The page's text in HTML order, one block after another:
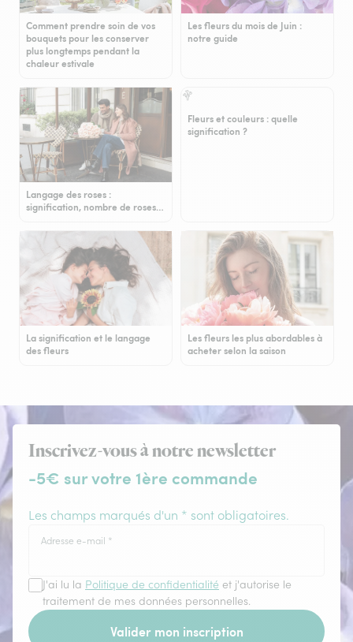
Comment prendre soin de vos
bouquets pour les conserver
plus longtemps pendant la
chaleur estivale
Les fleurs du mois de Juin :
notre guide
Langage des roses :
signification, nombre de roses…
Fleurs et couleurs : quelle
signification ?
La signification et le langage
des fleurs
Les fleurs les plus abordables à
acheter selon la saison
Inscrivez-vous à notre newsletter
-5€ sur votre 1ère commande
Les champs marqués d'un * sont obligatoires.
Adresse e-mail *
J'ai lu la Politique de confidentialité et j'autorise le
traitement de mes données personnelles.
Valider mon inscription